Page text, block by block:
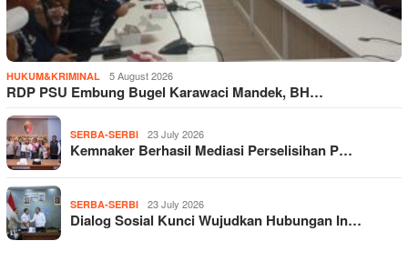
HUKUM&KRIMINAL 5 August 2026
RDP PSU Embung Bugel Karawaci Mandek, BH…
SERBA-SERBI 23 July 2026
Kemnaker Berhasil Mediasi Perselisihan P…
SERBA-SERBI 23 July 2026
Dialog Sosial Kunci Wujudkan Hubungan In…